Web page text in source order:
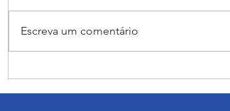
Escreva um comentário